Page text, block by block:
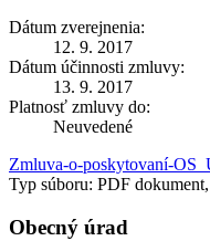
Dátum zverejnenia:
12. 9. 2017
Dátum účinnosti zmluvy:
13. 9. 2017
Platnosť zmluvy do:
Neuvedené
Zmluva-o-poskytovaní-
Typ súboru: PDF
Obecný úrad